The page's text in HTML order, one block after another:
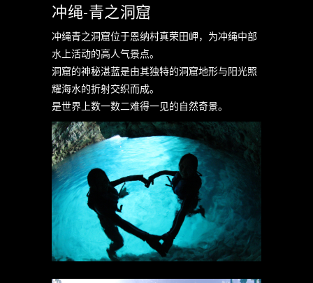
冲绳-青之洞窟
冲绳青之洞窟位于恩纳村真荣田岬，为冲绳中部
水上活动的高人气景点。
洞窟的神秘湛蓝是由其独特的洞窟地形与阳光照
耀海水的折射交织而成。
是世界上数一数二难得一见的自然奇景。